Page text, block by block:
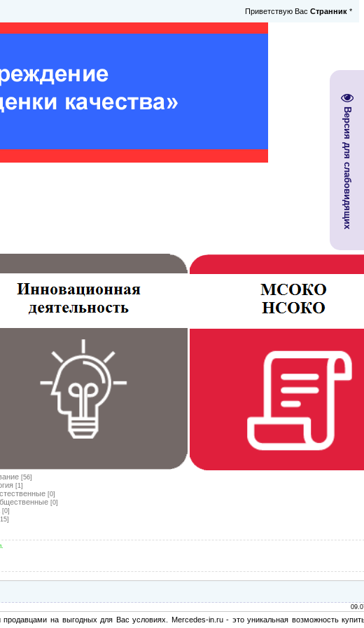
Версия для слабовидящих
Приветствую Вас Странник *
[56]
[1]
[0]
[0]
[0]
на выгодных для Вас условиях. Mercedes-in.ru - это уникальная возможность